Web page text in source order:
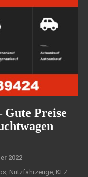
Gute Preise
2022
Nutzfahrzeuge, KFZ